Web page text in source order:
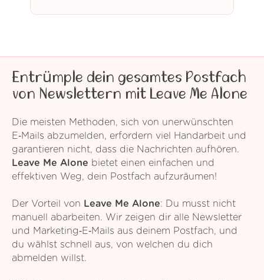
Entrümple dein gesamtes Postfach
von Newslettern mit Leave Me Alone
Die meisten Methoden, sich von unerwünschten
E‑Mails abzumelden, erfordern viel Handarbeit und
garantieren nicht, dass die Nachrichten aufhören.
Leave Me Alone bietet einen einfachen und
effektiven Weg, dein Postfach aufzuräumen!
Der Vorteil von Leave Me Alone: Du musst nicht
manuell abarbeiten. Wir zeigen dir alle Newsletter
und Marketing‑E‑Mails aus deinem Postfach, und
du wählst schnell aus, von welchen du dich
abmelden willst.